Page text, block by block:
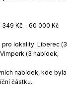
349 Kč - 60 000 Kč
lokality: Liberec (3
(3 nabídek,
nabídek, kde byla
částku.